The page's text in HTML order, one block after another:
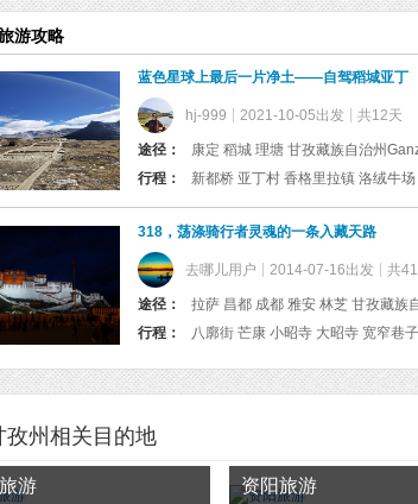
游攻略
蓝色星球上最后一片净土——自驾稻城亚丁
hj-999 2021-10-05出发 共12天
途径：
康定 稻城 理塘 甘孜藏族自治州
行程：
318，荡涤骑行者灵魂的一条入藏天路
去哪儿用户 2014-07-16出发 共
途径：
拉萨 昌都 成都 雅安 林芝 甘孜藏族
行程：
孜州相关目的地
游 资阳旅游